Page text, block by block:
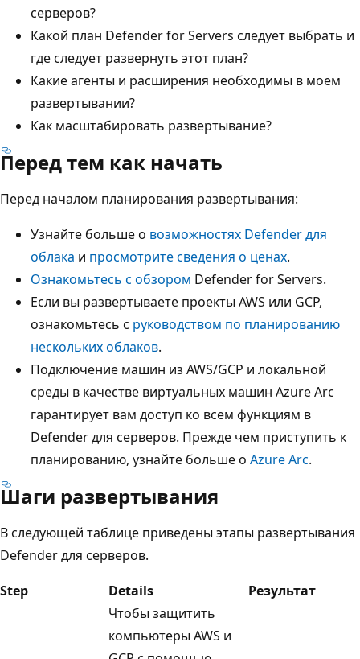
серверов?
Какой план Defender for Servers следует выбрать и
где следует развернуть этот план?
Какие агенты и расширения необходимы в моем
развертывании?
Как масштабировать развертывание?
Перед тем как начать
Перед началом планирования развертывания:
Узнайте больше о возможностях Defender для
облака и просмотрите сведения о ценах.
Ознакомьтесь с обзором Defender for Servers.
Если вы развертываете проекты AWS или GCP,
ознакомьтесь с руководством по планированию
нескольких облаков.
Подключение машин из AWS/GCP и локальной
среды в качестве виртуальных машин Azure Arc
гарантирует вам доступ ко всем функциям в
Defender для серверов. Прежде чем приступить к
планированию, узнайте больше о Azure Arc.
Шаги развертывания
В следующей таблице приведены этапы развертывания
Defender для серверов.
Step
Details Результат
Чтобы защитить
компьютеры AWS и